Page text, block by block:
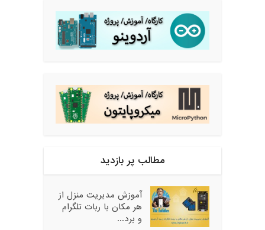
مطالب پر بازدید
آموزش مدیریت منزل از
هر مکان با ربات تلگرام
و برد...